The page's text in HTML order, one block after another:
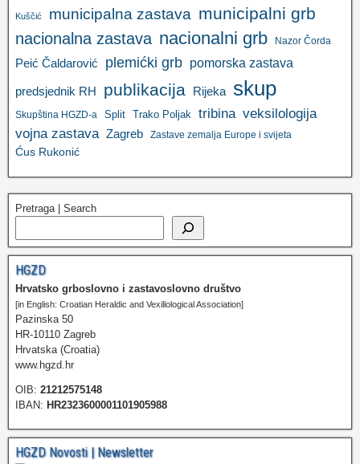
Kuščić municipalna zastava municipalni grb
nacionalna zastava nacionalni grb Nazor Čorda
Peić Čaldarović plemićki grb pomorska zastava
predsjednik RH publikacija Rijeka skup
Skupština HGZD-a Split Trako Poljak tribina veksilologija
vojna zastava Zagreb Zastave zemalja Europe i svijeta
Ćus Rukonić
Pretraga | Search
HGZD
Hrvatsko grboslovno i zastavoslovno društvo
[in English: Croatian Heraldic and Vexillological Association]
Pazinska 50
HR-10110 Zagreb
Hrvatska (Croatia)
www.hgzd.hr
OIB: 21212575148
IBAN: HR2323600001101905988
HGZD Novosti | Newsletter